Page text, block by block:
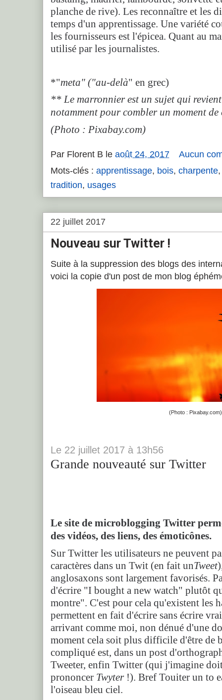
planche de rive). Les reconnaître et les
temps d'un apprentissage. Une variété
les fournisseurs est l'épicea. Quant au
utilisé par les journalistes.
*"meta" ("au-delà" en grec)
** Le marronnier est un sujet qui
notamment pour combler un moment de
(Photo : Pixabay.com)
Par Florent B le août 24, 2017
Aucun
Mots-clés : apprentissage, bois, charpente
tradition, usages
22 juillet 2017
Nouveau sur Twitter !
Suite à la suppression des blogs des
voici la copie d'un post de mon blog
(Photo : Pixabay.com)
Le 22 juillet 2017 à 13h56
Grande nouveauté sur Twitter
Le site de microblogging Twitter
des vidéos, des liens, des émoticônes.
Sur Twitter les utilisateurs ne peuvent
caractères dans un Twit (en fait unTweet
anglosaxons sont largement favorisés.
d'écrire "I bought a new watch" plutôt
montre". C'est pour cela qu'existent les
permettent en fait d'écrire sans écrire
arrivant comme moi, non dénué d'une
moment cela soit plus difficile d'être de
compliqué est, dans un post
Tweeter, enfin Twitter (qui j'imagine
prononcer Twyter!). Bref Touiter un to
l'oiseau bleu ciel.